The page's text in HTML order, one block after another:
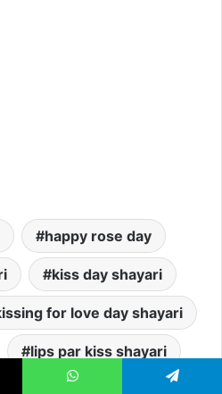
happy rose day
kiss day shayari
for love day shayari
lips par kiss shayari